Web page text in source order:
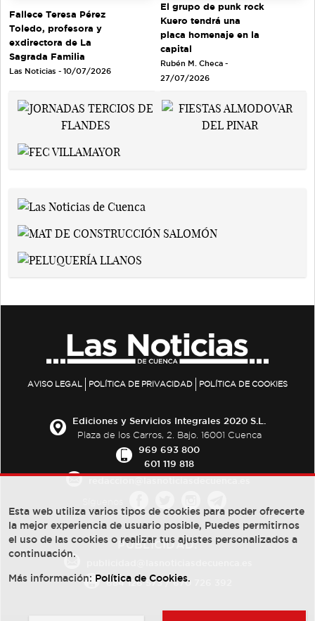
Fallece Teresa Pérez
Toledo, profesora y
exdirectora de La
Sagrada Familia
Las Noticias - 10/07/2026
El grupo de punk rock
Kuero tendrá una
placa homenaje en la
capital
Rubén M. Checa -
27/07/2026
AVISO LEGAL POLÍTICA DE PRIVACIDAD POLÍTICA DE COOKIES
Ediciones y Servicios Integrales 2020 S.L.
Plaza de los Carros, 2. Bajo. 16001 Cuenca
969 693 800
601 119 818
PUBLICIDAD:
684 126 573/670 726 392
Esta web utiliza varios tipos de cookies para poder ofrecerte
la mejor experiencia de usuario posible, Puedes permitirnos
el uso de las cookies o realizar tus ajustes personalizados a
continuación.
Más información: Política de Cookies.